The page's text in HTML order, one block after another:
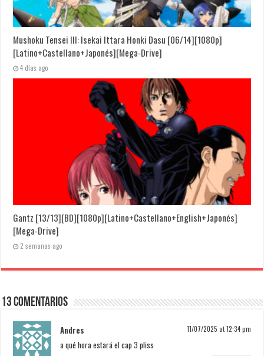
Mushoku Tensei III: Isekai Ittara Honki Dasu [06/14][1080p]
[Latino+Castellano+Japonés][Mega-Drive]
4 días ago
Gantz [13/13][BD][1080p][Latino+Castellano+English+Japonés]
[Mega-Drive]
2 semanas ago
13 Comentarios
Andres 11/07/2025 at 12:34 pm
a qué hora estará el cap 3 pliss